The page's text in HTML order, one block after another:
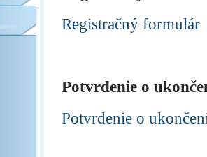
Registračný formulár
Potvrdenie o
Potvrdenie o